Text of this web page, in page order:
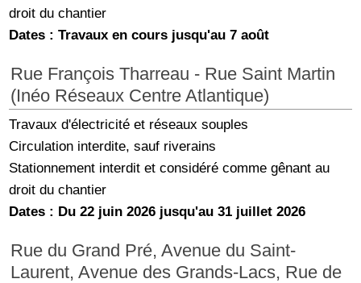
droit du chantier
Dates : Travaux en cours jusqu'au 7 août
Rue François Tharreau - Rue Saint Martin
(Inéo Réseaux Centre Atlantique)
Travaux d'électricité et réseaux souples
Circulation interdite, sauf riverains
Stationnement interdit et considéré comme gênant au
droit du chantier
Dates : Du 22 juin 2026 jusqu'au 31 juillet 2026
Rue du Grand Pré, Avenue du Saint-
Laurent, Avenue des Grands-Lacs, Rue de